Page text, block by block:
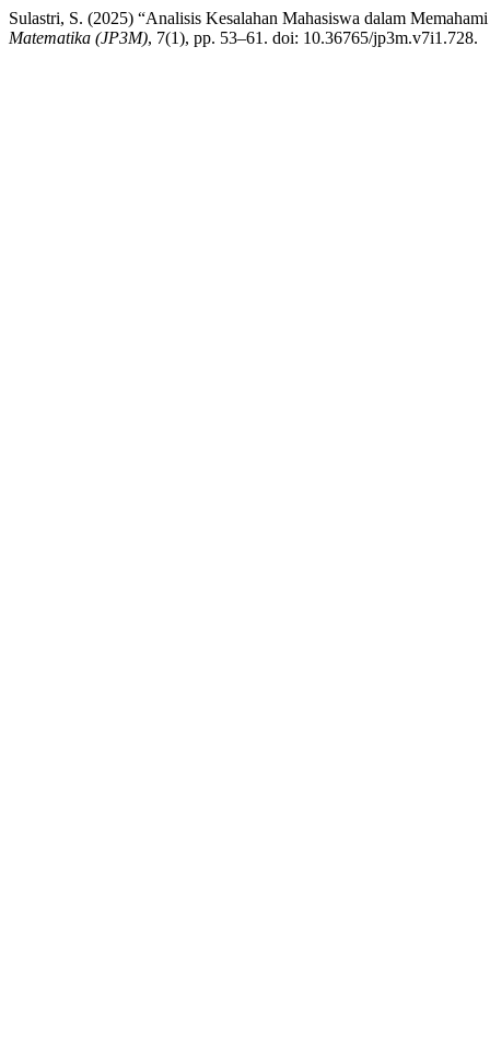
Sulastri, S. (2025) “Analisis Kesalahan Mahasiswa dalam
Matematika (JP3M), 7(1), pp. 53–61. doi: 10.36765/jp3m.v7i1.728.